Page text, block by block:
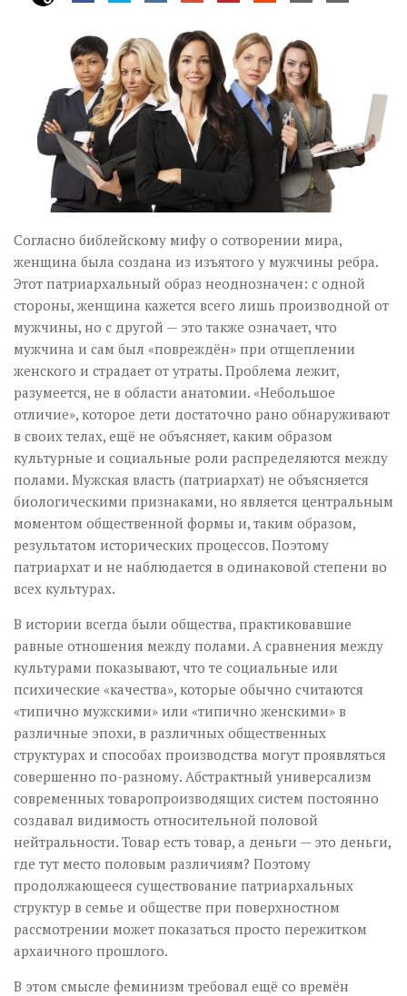
Візуальне
Научпоп
Головне
Цитати
Inter/antinational
Согласно библейскому мифу о сотворении мира,
женщина была создана из изъятого у мужчины ребра.
Этот патриархальный образ неоднозначен: с одной
стороны, женщина кажется всего лишь производной от
мужчины, но с другой — это также означает, что
мужчина и сам был «повреждён» при отщеплении
женского и страдает от утраты. Проблема лежит,
разумеется, не в области анатомии. «Небольшое
отличие», которое дети достаточно рано обнаруживают
в своих телах, ещё не объясняет, каким образом
культурные и социальные роли распределяются между
полами. Мужская власть (патриархат) не объясняется
биологическими признаками, но является центральным
моментом общественной формы и, таким образом,
результатом исторических процессов. Поэтому
патриархат и не наблюдается в одинаковой степени во
всех культурах.
В истории всегда были общества, практиковавшие
равные отношения между полами. А сравнения между
культурами показывают, что те социальные или
психические «качества», которые обычно считаются
«типично мужскими» или «типично женскими» в
различные эпохи, в различных общественных
структурах и способах производства могут проявляться
совершенно по-разному. Абстрактный универсализм
современных товаропроизводящих систем постоянно
создавал видимость относительной половой
нейтральности. Товар есть товар, а деньги — это деньги,
где тут место половым различиям? Поэтому
продолжающееся существование патриархальных
структур в семье и обществе при поверхностном
рассмотрении может показаться просто пережитком
архаичного прошлого.
В этом смысле феминизм требовал ещё со времён